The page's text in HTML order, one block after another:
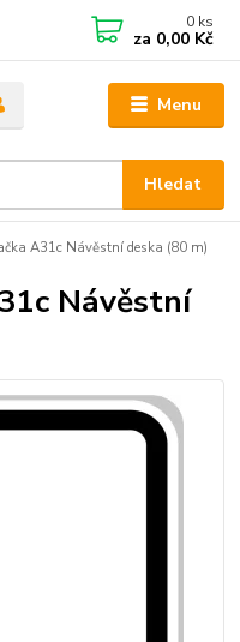
Menu
Hledat
0 ks
za 0,00 Kč
A31c Návěstní deska (80 m)
Návěstní